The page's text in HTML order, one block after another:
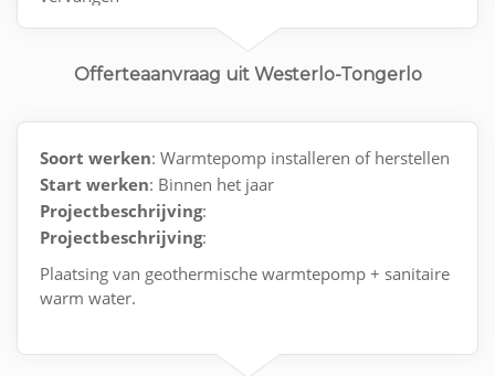
Offerteaanvraag uit Westerlo-Tongerlo
Soort werken: Warmtepomp installeren of herstellen
Start werken: Binnen het jaar
Projectbeschrijving:
Projectbeschrijving:
Plaatsing van geothermische warmtepomp + sanitaire
warm water.